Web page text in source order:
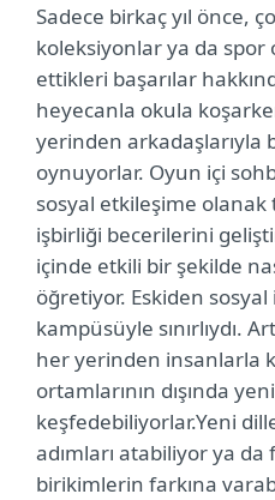
Sadece birkaç yıl önce,
koleksiyonlar ya da spor
ettikleri başarılar
heyecanla okula
yerinden arkadaşlarıyla
oynuyorlar. Oyun içi
sosyal etkileşime olanak
işbirliği becerilerini
içinde etkili bir şekilde
öğretiyor. Eskiden
kampüsüyle sınırlıydı.
her yerinden insanlarla
ortamlarının dışında
keşfedebiliyorlar.Yeni
adımları atabiliyor ya da
birikimlerin farkına